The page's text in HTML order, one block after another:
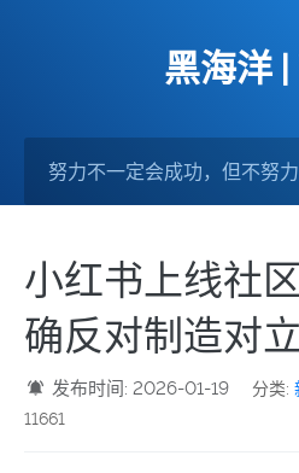
黑海洋
小红书上线社
确反对制造对
发布时间: 2026-01-19 分类:
11661